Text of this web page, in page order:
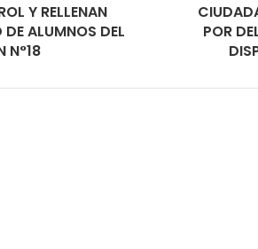
Y RELLENAN
DE ALUMNOS DEL
N°18
POR